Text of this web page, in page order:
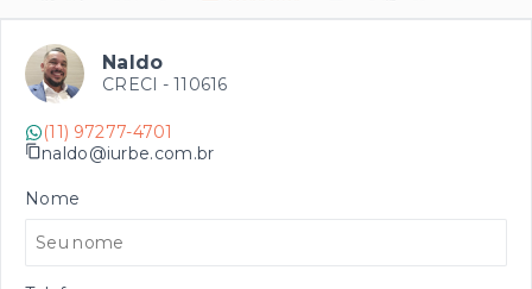
Naldo
CRECI - 110616
(11) 97277-4701
naldo@iurbe.com.br
Nome